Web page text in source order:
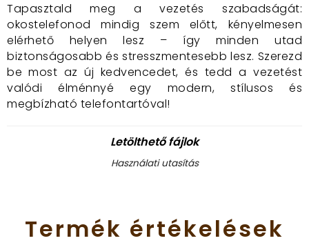
Tapasztald meg a vezetés szabadságát:
okostelefonod mindig szem előtt, kényelmesen
elérhető helyen lesz – így minden utad
biztonságosabb és stresszmentesebb lesz. Szerezd
be most az új kedvencedet, és tedd a vezetést
valódi élménnyé egy modern, stílusos és
megbízható telefontartóval!
Letölthető fájlok
Használati utasítás
Termék értékelések